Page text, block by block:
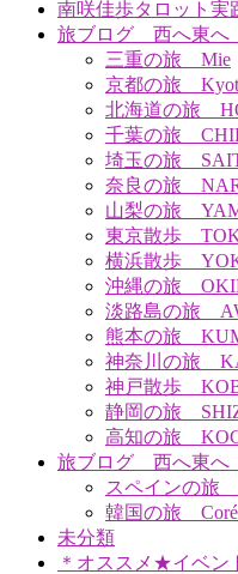
南咲佳歩タロット実
旅ブログ 西へ東へ
三重の旅 Mie
京都の旅
北海道の旅
千葉の旅
埼玉の旅
奈良の旅
山梨の旅
東京散歩
横浜散歩
沖縄の旅
淡路島の旅
熊本の旅
神奈川の旅
神戸散歩
静岡の旅
高知の旅
旅ブログ 西へ東へ
スペインの旅
韓国の旅
未分類
＊オススメ★イベン